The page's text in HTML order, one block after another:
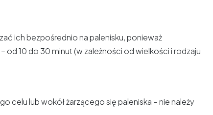
ich bezpośrednio na palenisku, ponieważ
od 10 do 30 minut (w zależności od wielkości i rodzaju
celu lub wokół żarzącego się paleniska – nie należy